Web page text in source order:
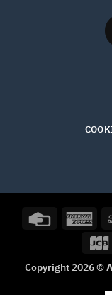
American
Credit
JCB
Copyright